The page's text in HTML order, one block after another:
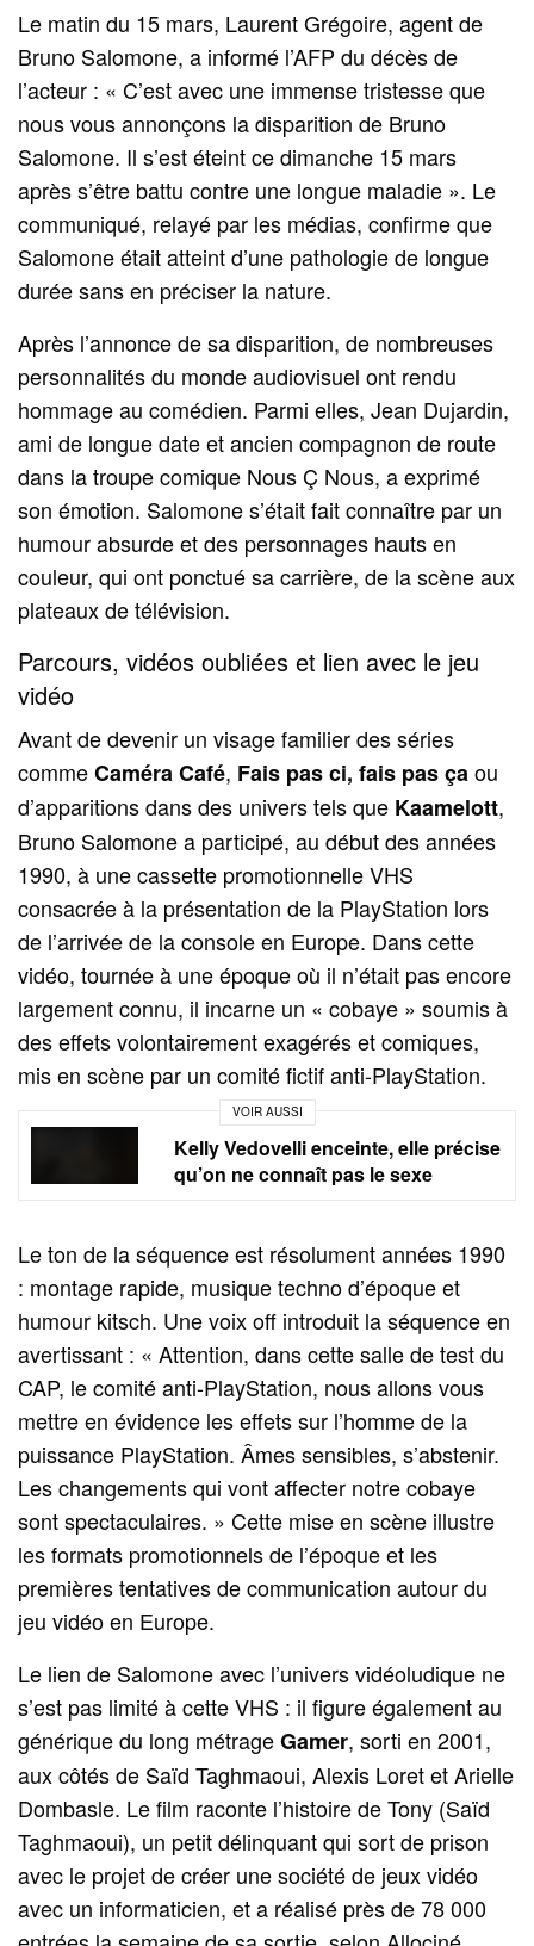
Le matin du 15 mars, Laurent Grégoire, agent de
Bruno Salomone, a informé l’AFP du décès de
l’acteur : « C’est avec une immense tristesse que
nous vous annonçons la disparition de Bruno
Salomone. Il s’est éteint ce dimanche 15 mars
après s’être battu contre une longue maladie ». Le
communiqué, relayé par les médias, confirme que
Salomone était atteint d’une pathologie de longue
durée sans en préciser la nature.
Après l’annonce de sa disparition, de nombreuses
personnalités du monde audiovisuel ont rendu
hommage au comédien. Parmi elles, Jean Dujardin,
ami de longue date et ancien compagnon de route
dans la troupe comique Nous Ç Nous, a exprimé
son émotion. Salomone s’était fait connaître par un
humour absurde et des personnages hauts en
couleur, qui ont ponctué sa carrière, de la scène aux
plateaux de télévision.
Parcours, vidéos oubliées et lien avec le jeu
vidéo
Avant de devenir un visage familier des séries
commeCaméra Café, Fais pas ci, fais pas çaou
d’apparitions dans des univers tels que Kaamelott,
Bruno Salomone a participé, au début des années
1990, à une cassette promotionnelle VHS
consacrée à la présentation de la PlayStation lors
de l’arrivée de la console en Europe. Dans cette
vidéo, tournée à une époque où il n’était pas encore
largement connu, il incarne un « cobaye » soumis à
des effets volontairement exagérés et comiques,
mis en scène par un comité fictif anti-PlayStation.
VOIR AUSSI
Kelly Vedovelli enceinte, elle précise
qu’on ne connaît pas le sexe
Le ton de la séquence est résolument années 1990
: montage rapide, musique techno d’époque et
humour kitsch. Une voix off introduit la séquence en
avertissant : « Attention, dans cette salle de test du
CAP, le comité anti-PlayStation, nous allons vous
mettre en évidence les effets sur l’homme de la
puissance PlayStation. Âmes sensibles, s’abstenir.
Les changements qui vont affecter notre cobaye
sont spectaculaires. » Cette mise en scène illustre
les formats promotionnels de l’époque et les
premières tentatives de communication autour du
jeu vidéo en Europe.
Le lien de Salomone avec l’univers vidéoludique ne
s’est pas limité à cette VHS : il figure également au
générique du long métrageGamer, sorti en 2001,
aux côtés de Saïd Taghmaoui, Alexis Loret et Arielle
Dombasle. Le film raconte l’histoire de Tony (Saïd
Taghmaoui), un petit délinquant qui sort de prison
avec le projet de créer une société de jeux vidéo
avec un informaticien, et a réalisé près de 78 000